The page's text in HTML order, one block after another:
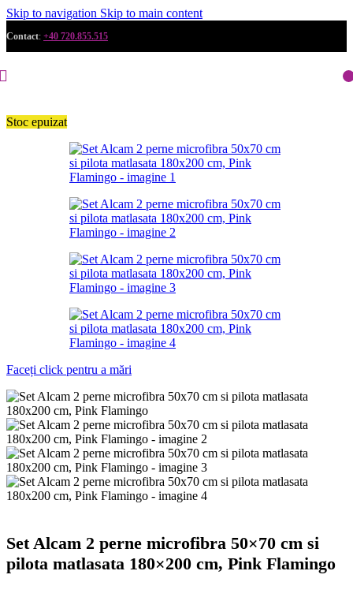
Skip to navigation Skip to main content
Contact: +40 720.855.515
Stoc epuizat
Faceți click pentru a mări
Set Alcam 2 perne microfibra 50×70 cm si
pilota matlasata 180×200 cm, Pink Flamingo